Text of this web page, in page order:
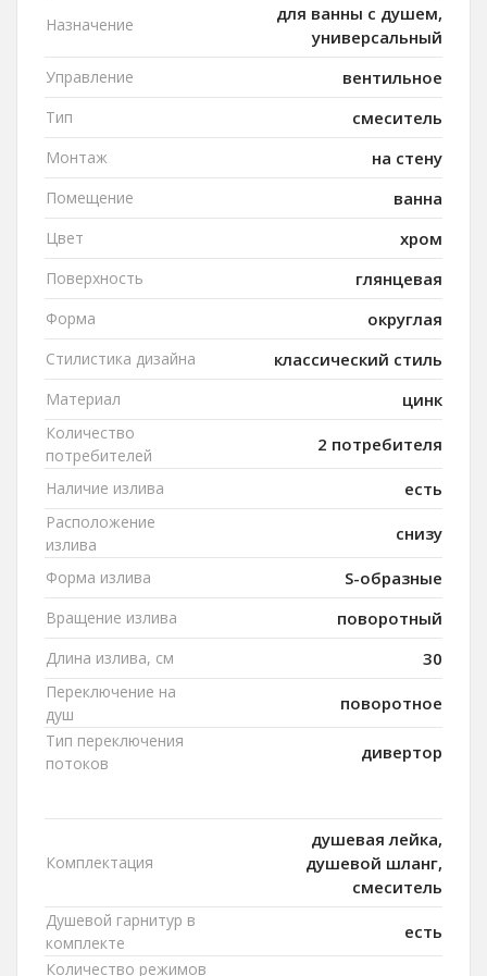
Назначение
для ванны с душем,
универсальный
Управление вентильное
Тип смеситель
Монтаж на стену
Помещение ванна
Цвет хром
Поверхность глянцевая
Форма округлая
Стилистика дизайна классический стиль
Материал цинк
Количество
потребителей
2 потребителя
Наличие излива есть
Расположение
излива
снизу
Форма излива S-образные
Вращение излива поворотный
Длина излива, см 30
Переключение на
душ
поворотное
Тип переключения
потоков
дивертор
Комплектация
душевая лейка,
душевой шланг,
смеситель
Душевой гарнитур в
комплекте
есть
Количество режимов